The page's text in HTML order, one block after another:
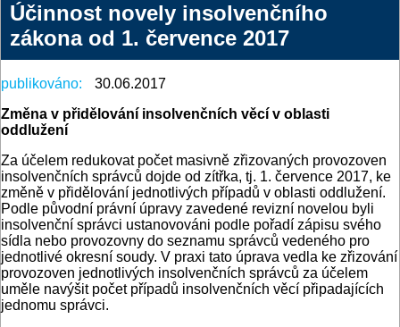
Účinnost novely insolvenčního
zákona od 1. července 2017
publikováno:
30.06.2017
Změna v přidělování insolvenčních věcí v oblasti
oddlužení
Za účelem redukovat počet masivně zřizovaných provozoven
insolvenčních správců dojde od zítřka, tj. 1. července 2017, ke
změně v přidělování jednotlivých případů v oblasti oddlužení.
Podle původní právní úpravy zavedené revizní novelou byli
insolvenční správci ustanovováni podle pořadí zápisu svého
sídla nebo provozovny do seznamu správců vedeného pro
jednotlivé okresní soudy. V praxi tato úprava vedla ke zřizování
provozoven jednotlivých insolvenčních správců za účelem
uměle navýšit počet případů insolvenčních věcí připadajících
jednomu správci.